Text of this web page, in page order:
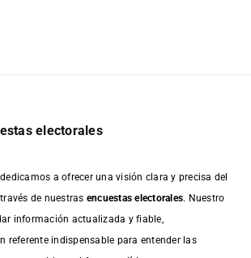
electorales
a ofrecer una visión clara y precisa del
de nuestras encuestas electorales. Nuestro
información actualizada y fiable,
referente indispensable para entender las